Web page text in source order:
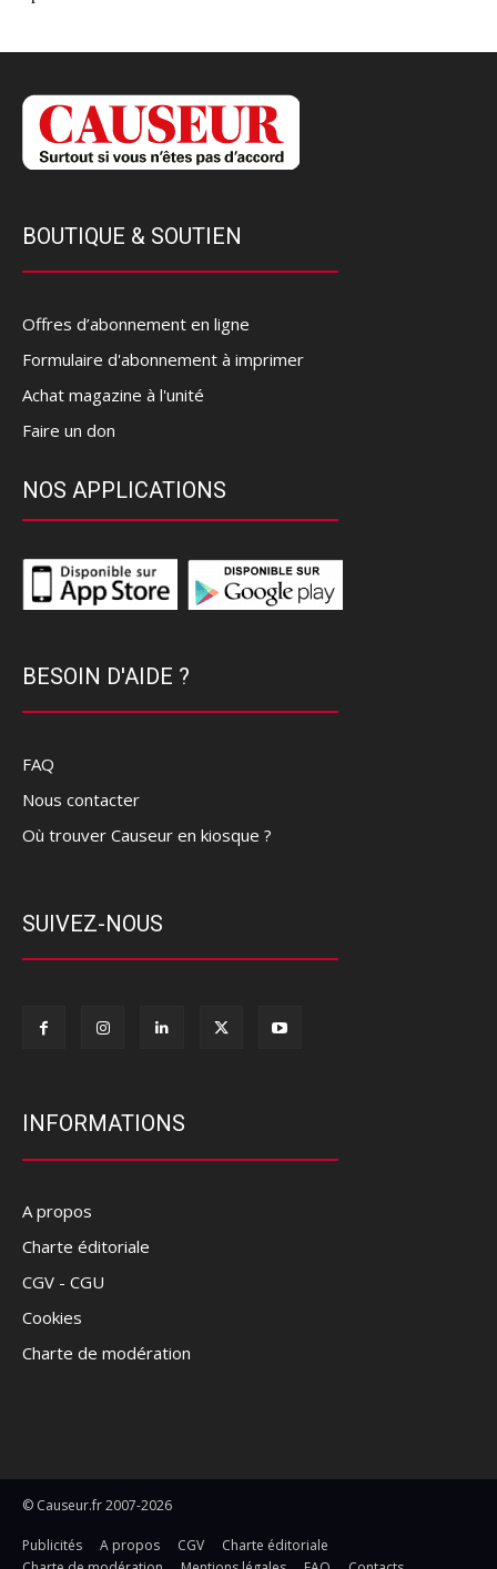
BOUTIQUE & SOUTIEN
Offres d’abonnement en ligne
Formulaire d'abonnement à imprimer
Achat magazine à l'unité
Faire un don
NOS APPLICATIONS
BESOIN D'AIDE ?
FAQ
Nous contacter
Où trouver Causeur en kiosque ?
SUIVEZ-NOUS
INFORMATIONS
A propos
Charte éditoriale
CGV - CGU
Cookies
Charte de modération
© Causeur.fr 2007-2026
Publicités A propos CGV
Charte éditoriale